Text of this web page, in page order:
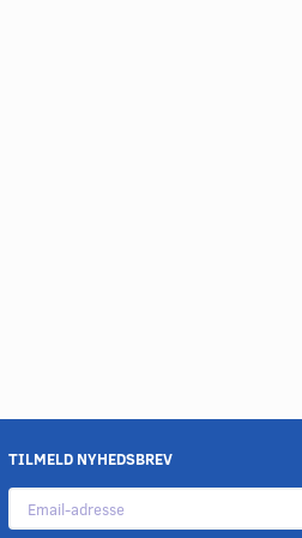
TILMELD NYHEDSBREV
Email-
adresse